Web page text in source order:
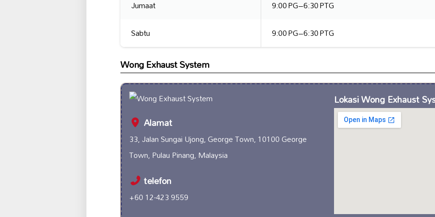
Jumaat
9:00 PG–6:30 PTG
Sabtu
9:00 PG–6:30 PTG
Wong Exhaust System
Alamat
33, Jalan Sungai Ujong, George Town, 10100 George
Town, Pulau Pinang, Malaysia
telefon
+60 12-423 9559
Lokasi Wong Exhaust